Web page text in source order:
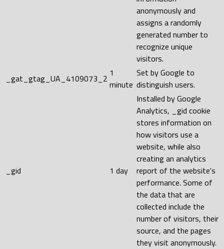
anonymously and
assigns a randomly
generated number to
recognize unique
visitors.
_gat_gtag_UA_4109073_2 1
minute
Set by Google to
distinguish users.
_gid 1 day
Installed by Google
Analytics, _gid cookie
stores information on
how visitors use a
website, while also
creating an analytics
report of the website's
performance. Some of
the data that are
collected include the
number of visitors, their
source, and the pages
they visit anonymously.